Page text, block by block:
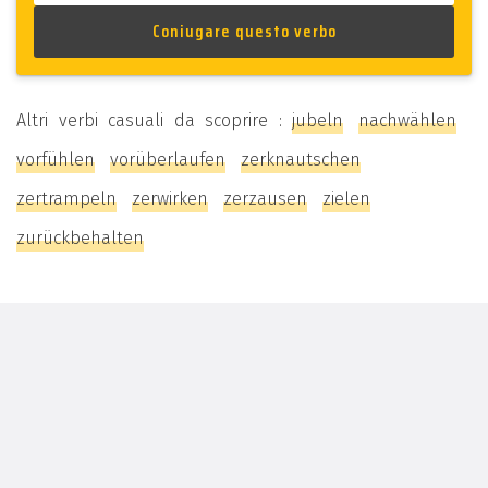
Altri verbi casuali da scoprire : jubeln
nachwählen
vorfühlen
vorüberlaufen
zerknautschen
zertrampeln
zerwirken zerzausen
zielen
zurückbehalten